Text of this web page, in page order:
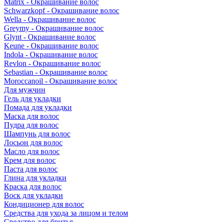
Matrix - Окрашивание волос
Schwarzkopf - Окрашивание волос
Wella - Окрашивание волос
Greymy - Окрашивание волос
Glynt - Окрашивание волос
Keune - Окрашивание волос
Indola - Окрашивание волос
Revlon - Окрашивание волос
Sebastian - Окрашивание волос
Moroccanoil - Окрашивание волос
Для мужчин
Гель для укладки
Помада для укладки
Маска для волос
Пудра для волос
Шампунь для волос
Лосьон для волос
Масло для волос
Крем для волос
Паста для волос
Глина для укладки
Краска для волос
Воск для укладки
Кондиционер для волос
Средства для ухода за лицом и телом